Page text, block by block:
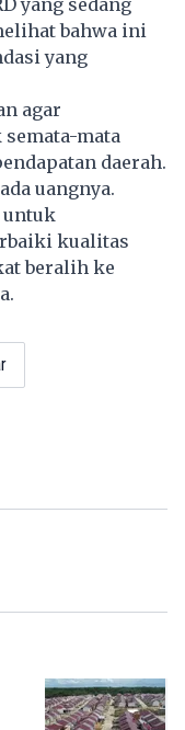
bahwa ini
yang
agar
mata
daerah.
uangnya.
untuk
kualitas
beralih ke